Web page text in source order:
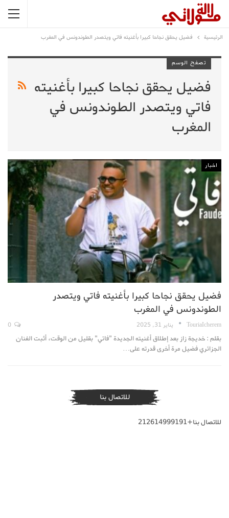
الرئيسية فضيل يحقق نجاحا كبيرا بأغنيته فاتي ويتصدر الطوندونس في المغرب
تصفح الوسم
فضيل يحقق نجاحا كبيرا بأغنيته
فاتي ويتصدر الطوندونس في
المغرب
اخبار
فضيل يحقق نجاحا كبيرا بأغنيته فاتي ويتصدر
الطوندونس في المغرب
TouriaIcherem يناير 31, 2025
بقلم : خديجة زاز بعد إطلاق أغنيته الجديدة "فاتي" بقليل من الوقت، أثبت الفنان
الجزائري فضيل مرة أخرى قدرته على…
للاتصال بنا
للاتصال بنا+212614999191